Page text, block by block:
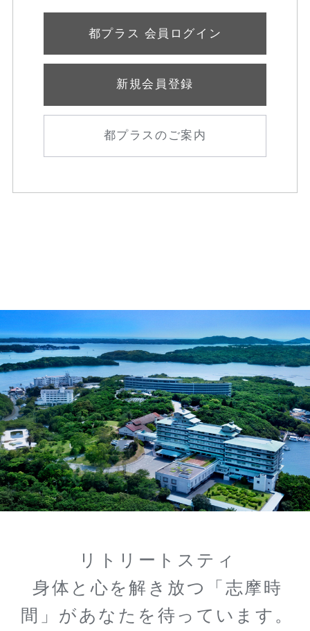
都プラス 会員ログイン
新規会員登録
都プラスのご案内
リトリートスティ
身体と心を解き放つ「志摩時
間」があなたを待っています。